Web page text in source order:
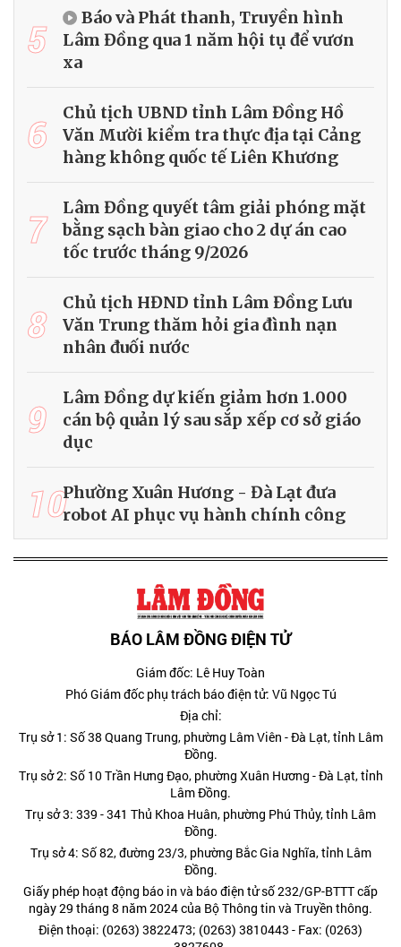
5
Báo và Phát thanh, Truyền hình
Lâm Đồng qua 1 năm hội tụ để vươn
xa
6
Chủ tịch UBND tỉnh Lâm Đồng Hồ
Văn Mười kiểm tra thực địa tại Cảng
hàng không quốc tế Liên Khương
7
Lâm Đồng quyết tâm giải phóng mặt
bằng sạch bàn giao cho 2 dự án cao
tốc trước tháng 9/2026
8
Chủ tịch HĐND tỉnh Lâm Đồng Lưu
Văn Trung thăm hỏi gia đình nạn
nhân đuối nước
9
Lâm Đồng dự kiến giảm hơn 1.000
cán bộ quản lý sau sắp xếp cơ sở giáo
dục
10Phường Xuân Hương - Đà Lạt đưa
robot AI phục vụ hành chính công
BÁO LÂM ĐỒNG ĐIỆN TỬ
Giám đốc: Lê Huy Toàn
Phó Giám đốc phụ trách báo điện tử: Vũ Ngọc Tú
Địa chỉ:
Trụ sở 1: Số 38 Quang Trung, phường Lâm Viên - Đà Lạt, tỉnh Lâm
Đồng.
Trụ sở 2: Số 10 Trần Hưng Đạo, phường Xuân Hương - Đà Lạt, tỉnh
Lâm Đồng.
Trụ sở 3: 339 - 341 Thủ Khoa Huân, phường Phú Thủy, tỉnh Lâm
Đồng.
Trụ sở 4: Số 82, đường 23/3, phường Bắc Gia Nghĩa, tỉnh Lâm
Đồng.
Giấy phép hoạt động báo in và báo điện tử số 232/GP-BTTT cấp
ngày 29 tháng 8 năm 2024 của Bộ Thông tin và Truyền thông.
Điện thoại: (0263) 3822473; (0263) 3810443 - Fax: (0263)